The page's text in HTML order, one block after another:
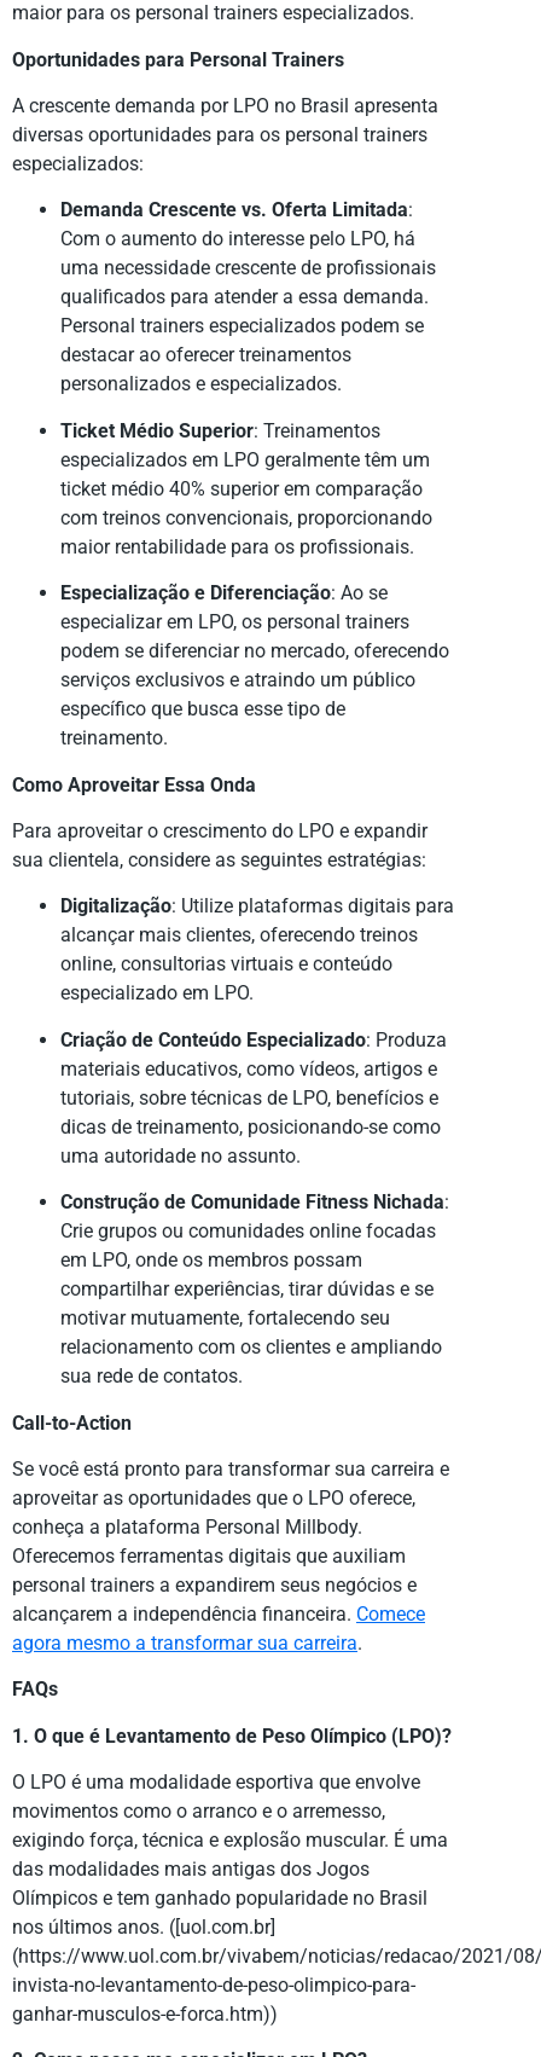
maior para os personal trainers especializados.
Oportunidades para Personal Trainers
A crescente demanda por LPO no Brasil apresenta
diversas oportunidades para os personal trainers
especializados:
Demanda Crescente vs. Oferta Limitada:
Com o aumento do interesse pelo LPO, há
uma necessidade crescente de profissionais
qualificados para atender a essa demanda.
Personal trainers especializados podem se
destacar ao oferecer treinamentos
personalizados e especializados.
Ticket Médio Superior: Treinamentos
especializados em LPO geralmente têm um
ticket médio 40% superior em comparação
com treinos convencionais, proporcionando
maior rentabilidade para os profissionais.
Especialização e Diferenciação: Ao se
especializar em LPO, os personal trainers
podem se diferenciar no mercado, oferecendo
serviços exclusivos e atraindo um público
específico que busca esse tipo de
treinamento.
Como Aproveitar Essa Onda
Para aproveitar o crescimento do LPO e expandir
sua clientela, considere as seguintes estratégias:
Digitalização: Utilize plataformas digitais para
alcançar mais clientes, oferecendo treinos
online, consultorias virtuais e conteúdo
especializado em LPO.
Criação de Conteúdo Especializado: Produza
materiais educativos, como vídeos, artigos e
tutoriais, sobre técnicas de LPO, benefícios e
dicas de treinamento, posicionando-se como
uma autoridade no assunto.
Construção de Comunidade Fitness Nichada:
Crie grupos ou comunidades online focadas
em LPO, onde os membros possam
compartilhar experiências, tirar dúvidas e se
motivar mutuamente, fortalecendo seu
relacionamento com os clientes e ampliando
sua rede de contatos.
Call-to-Action
Se você está pronto para transformar sua carreira e
aproveitar as oportunidades que o LPO oferece,
conheça a plataforma Personal Millbody.
Oferecemos ferramentas digitais que auxiliam
personal trainers a expandirem seus negócios e
alcançarem a independência financeira. Comece
agora mesmo a transformar sua carreira.
FAQs
1. O que é Levantamento de Peso Olímpico (LPO)?
O LPO é uma modalidade esportiva que envolve
movimentos como o arranco e o arremesso,
exigindo força, técnica e explosão muscular. É uma
das modalidades mais antigas dos Jogos
Olímpicos e tem ganhado popularidade no Brasil
nos últimos anos. ([uol.com.br]
(https://www.uol.com.br/vivabem/noticias/redacao/2021/
invista-no-levantamento-de-peso-olimpico-para-
ganhar-musculos-e-forca.htm))